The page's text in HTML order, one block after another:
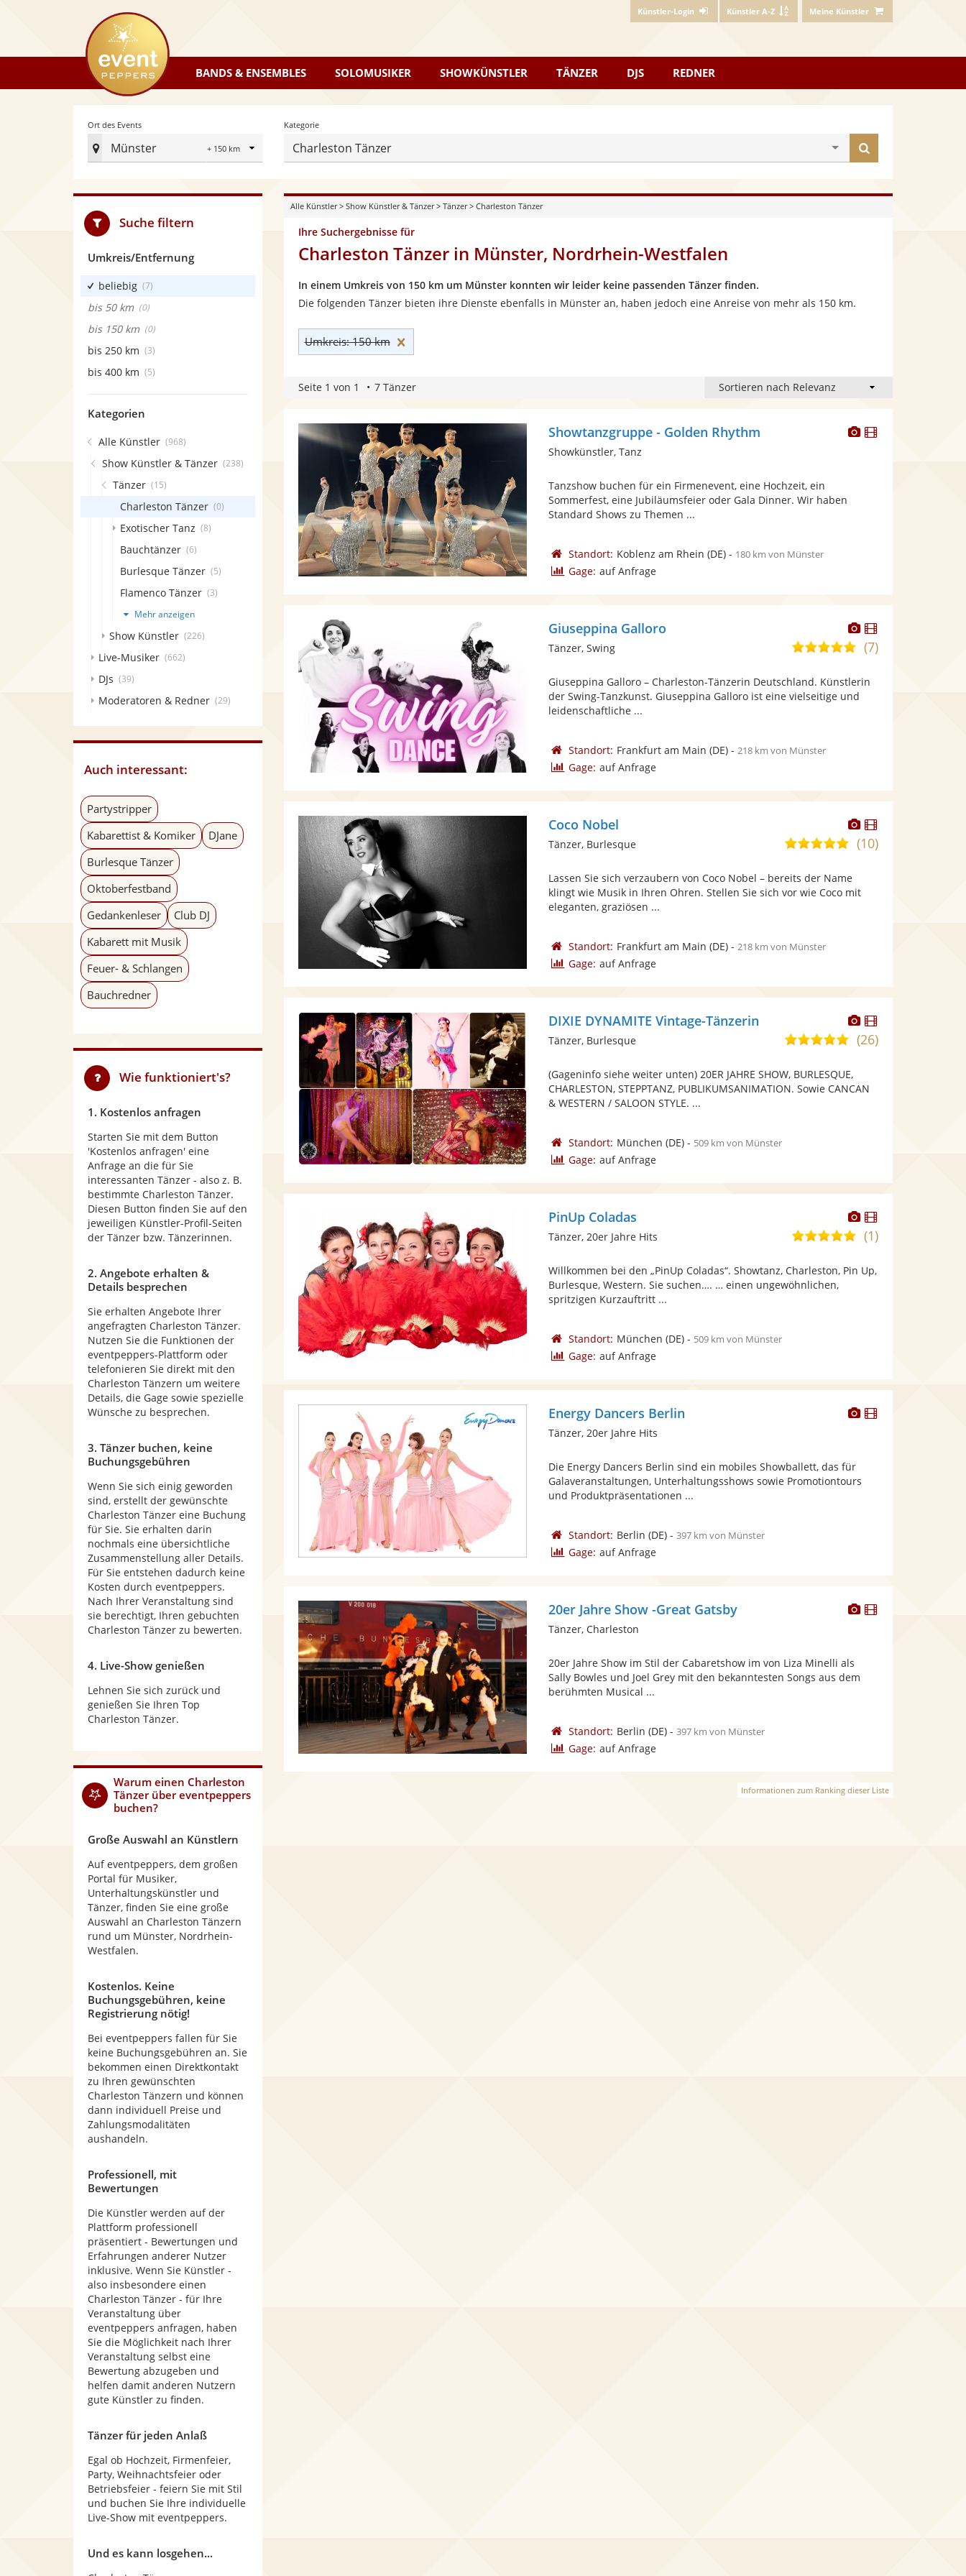
Künstler-Login Künstler A-Z Meine Künstler
eventpeppers
BANDS & ENSEMBLES SOLOMUSIKER SHOWKÜNSTLER TÄNZER DJS REDNER
Ort des Events
Münster
Radius
Ort
Events
festlegen
Kategorie
Charleston Tänzer
finden
Alle Künstler> Show Künstler & Tänzer> Tänzer> Charleston Tänzer
Ihre Suchergebnisse für
Charleston Tänzer in Münster, Nordrhein-Westfalen
In einem Umkreis von 150 km um Münster konnten wir leider keine passenden Tänzer finden.
Die folgenden Tänzer bieten ihre Dienste ebenfalls in Münster an, haben jedoch eine Anreise von mehr als 150 km.
Umkreis: 150 km
Seite 1 von 1 7 Tänzer
DieserDieser
Showtanzgruppe - Golden Rhythm
Showkünstler, Tanz
Tanzshow buchen für ein Firmenevent, eine Hochzeit, ein
Sommerfest, eine Jubiläumsfeier oder Gala Dinner. Wir haben
Standard Shows zu Themen ...
Standort: Koblenz am Rhein (DE)- 180 km von Münster
Gage: auf Anfrage
Dieser
Künstler
stellt
Fotos
bereit.
Dieser
Künstler
Giuseppina Galloro
5,0
5
Sternen
(7)
Tänzer, Swing
Giuseppina Galloro – Charleston-Tänzerin Deutschland. Künstlerin
der Swing-Tanzkunst. Giuseppina Galloro ist eine vielseitige und
leidenschaftliche ...
Standort: Frankfurt am Main (DE)- 218 km von Münster
Gage: auf Anfrage
Dieser
Künstler
stellt
Dieser
Künstler
Coco Nobel
5,0
5
Sternen
(10)
Tänzer, Burlesque
Lassen Sie sich verzaubern von Coco Nobel – bereits der Name
klingt wie Musik in Ihren Ohren. Stellen Sie sich vor wie Coco mit
eleganten, graziösen ...
Standort: Frankfurt am Main (DE)- 218 km von Münster
Gage: auf Anfrage
Dieser
Künstler
stellt
bereit.
Dieser
Künstler
DIXIE DYNAMITE Vintage-Tänzerin
5,0
5
Sternen
(26)
Tänzer, Burlesque
(Gageninfo siehe weiter unten) 20ER JAHRE SHOW, BURLESQUE,
CHARLESTON, STEPPTANZ, PUBLIKUMSANIMATION. Sowie CANCAN
& WESTERN / SALOON STYLE. ...
Standort: München (DE)- 509 km von Münster
Gage: auf Anfrage
Dieser
Künstler
stellt
bereit.
Dieser
Künstler
PinUp Coladas
5,0
5
(1)
Tänzer, 20er Jahre Hits
Willkommen bei den „PinUp Coladas“. Showtanz, Charleston, Pin Up,
Burlesque, Western. Sie suchen…. … einen ungewöhnlichen,
spritzigen Kurzauftritt ...
Standort: München (DE)- 509 km von Münster
Gage: auf Anfrage
DieserDieser
Energy Dancers Berlin
Tänzer, 20er Jahre Hits
Die Energy Dancers Berlin sind ein mobiles Showballett, das für
Galaveranstaltungen, Unterhaltungsshows sowie Promotiontours
und Produktpräsentationen ...
Standort: Berlin (DE)- 397 km von Münster
Gage: auf Anfrage
DieserDieser
20er Jahre Show -Great Gatsby
Tänzer, Charleston
20er Jahre Show im Stil der Cabaretshow im von Liza Minelli als
Sally Bowles und Joel Grey mit den bekanntesten Songs aus dem
berühmten Musical ...
Standort: Berlin (DE)- 397 km von Münster
Gage: auf Anfrage
Informationen zum Ranking dieser Liste
Suche filtern
Umkreis/Entfernung
beliebig (7)
bis 50 km (0)
bis 150 km (0)
bis 250 km (3)
bis 400 km (5)
Kategorien
Alle Künstler (968)
Show Künstler & Tänzer (238)
Tänzer (15)
Charleston Tänzer (0)
Exotischer Tanz (8)
Bauchtänzer (6)
Burlesque Tänzer (5)
Flamenco Tänzer (3)
Mehr anzeigen
Show Künstler (226)
Live-Musiker (662)
DJs (39)
Moderatoren & Redner (29)
Auch interessant:
Partystripper
Kabarettist & Komiker
DJane
Burlesque Tänzer
Oktoberfestband
Gedankenleser
Club DJ
Kabarett mit Musik
Feuer- & Schlangen
Bauchredner
Wie funktioniert's?
1. Kostenlos anfragen
Starten Sie mit dem Button
'Kostenlos anfragen' eine
Anfrage an die für Sie
interessanten Tänzer - also z. B.
bestimmte Charleston Tänzer.
Diesen Button finden Sie auf den
jeweiligen Künstler-Profil-Seiten
der Tänzer bzw. Tänzerinnen.
2. Angebote erhalten &
Details besprechen
Sie erhalten Angebote Ihrer
angefragten Charleston Tänzer.
Nutzen Sie die Funktionen der
eventpeppers-Plattform oder
telefonieren Sie direkt mit den
Charleston Tänzern um weitere
Details, die Gage sowie spezielle
Wünsche zu besprechen.
3. Tänzer buchen, keine
Buchungsgebühren
Wenn Sie sich einig geworden
sind, erstellt der gewünschte
Charleston Tänzer eine Buchung
für Sie. Sie erhalten darin
nochmals eine übersichtliche
Zusammenstellung aller Details.
Für Sie entstehen dadurch keine
Kosten durch eventpeppers.
Nach Ihrer Veranstaltung sind
sie berechtigt, Ihren gebuchten
Charleston Tänzer zu bewerten.
4. Live-Show genießen
Lehnen Sie sich zurück und
genießen Sie Ihren Top
Charleston Tänzer.
Warum einen Charleston
Tänzerüber eventpeppers
buchen?
Große Auswahl an Künstlern
Auf eventpeppers, dem großen
Portal für Musiker,
Unterhaltungskünstler und
Tänzer, finden Sie eine große
Auswahl an Charleston Tänzern
rund um Münster, Nordrhein-
Westfalen.
Kostenlos. Keine
Buchungsgebühren, keine
Registrierung nötig!
Bei eventpeppers fallen für Sie
keine Buchungsgebühren an. Sie
bekommen einen Direktkontakt
zu Ihren gewünschten
Charleston Tänzern und können
dann individuell Preise und
Zahlungsmodalitäten
aushandeln.
Professionell, mit
Bewertungen
Die Künstler werden auf der
Plattform professionell
präsentiert - Bewertungen und
Erfahrungen anderer Nutzer
inklusive. Wenn Sie Künstler -
also insbesondere einen
Charleston Tänzer - für Ihre
Veranstaltung über
eventpeppers anfragen, haben
Sie die Möglichkeit nach Ihrer
Veranstaltung selbst eine
Bewertung abzugeben und
helfen damit anderen Nutzern
gute Künstler zu finden.
Tänzer für jeden Anlaß
Egal ob Hochzeit, Firmenfeier,
Party, Weihnachtsfeier oder
Betriebsfeier - feiern Sie mit Stil
und buchen Sie Ihre individuelle
Live-Show mit eventpeppers.
Und es kann losgehen...